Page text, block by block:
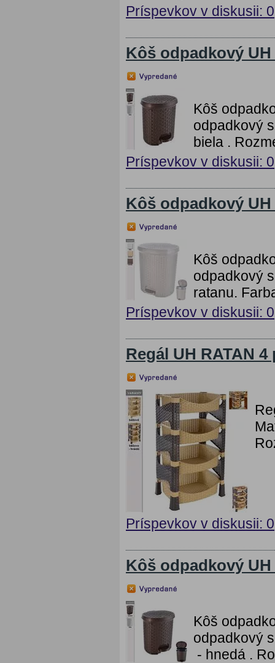
Príspevkov v diskusii: 0
Kôš odpadkový UH
Kôš
odpadkový
biela .
Príspevkov v diskusii: 0
Kôš odpadkový
Kôš
odpadkový
ratanu.
Príspevkov v diskusii: 0
Regál UH RATAN
Príspevkov v diskusii: 0
Kôš odpadkový UH
Kôš
odpadkový
- hnedá .